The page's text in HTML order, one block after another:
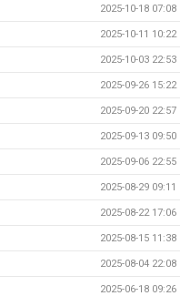
2025-10-18 07:08
2025-10-11 10:22
2025-10-03 22:53
2025-09-26 15:22
2025-09-20 22:57
2025-09-13 09:50
2025-09-06 22:55
2025-08-29 09:11
2025-08-22 17:06
2025-08-15 11:38
2025-08-04 22:08
2025-06-18 09:26